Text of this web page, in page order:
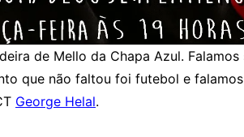
de Mello da Chapa Azul.
que não faltou foi futebol e
George Helal.